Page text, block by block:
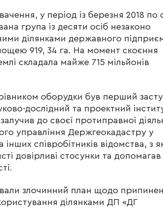
у період із березня 2018 по
група із десяти осіб незаконо
ділянками державного
919, 34 га. На момент скоєння
складала майже 715 мільйонів
оборудки був перший
дослідний та проектний
до своєї протиправної
управління Держгеокадастру у
інших співробітників відомства, з
довірливі стосунки та допомагав
злочинний план щодо
ділянками ДП «ДГ